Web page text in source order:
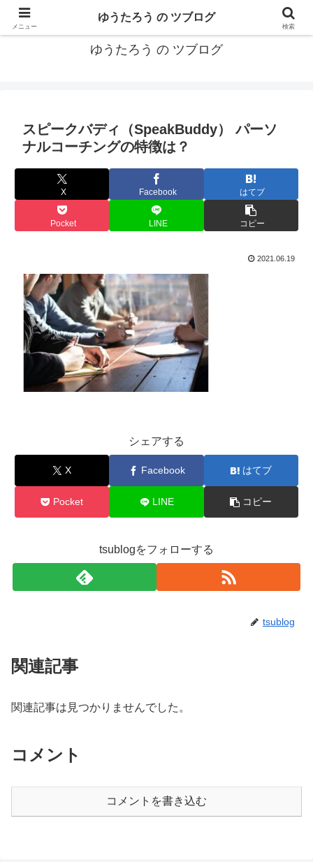
カリフォルニアMBA卒40代がMBA・キャリアとEコマースについて発信
ゆうたろう の ツブログ
スピークバディ（SpeakBuddy） パーソ
ナルコーチングの特徴は？
X Facebook はてブ
Pocket LINE コピー
2021.06.19
シェアする
X Facebook はてブ
Pocket LINE コピー
tsublogをフォローする
tsublog
関連記事
関連記事は見つかりませんでした。
コメント
コメントを書き込む
メニュー
ゆうたろう の ツブログ
検索